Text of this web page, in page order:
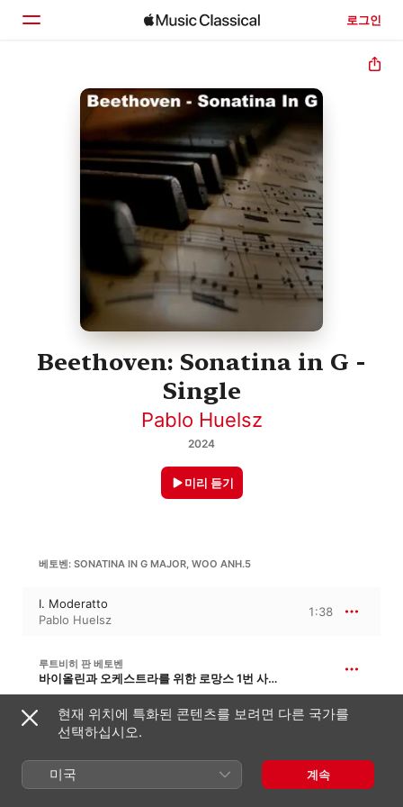
로그인
둘러보기
검색
Beethoven: Sonatina in G -
Single
Pablo Huelsz
2024
미리 듣기
베토벤: SONATINA IN G MAJOR, WOO ANH.5
I. Moderatto
Pablo Huelsz
1:38
루트비히 판 베토벤
바이올린과 오케스트라를 위한 로망스 1번 사장조, Op. 40
II. Romanza
Pablo Huelsz
2:08
2024년 6월 8일
현재 위치에 특화된 콘텐츠를 보려면 다른 국가를
선택하십시오.
미국 계속